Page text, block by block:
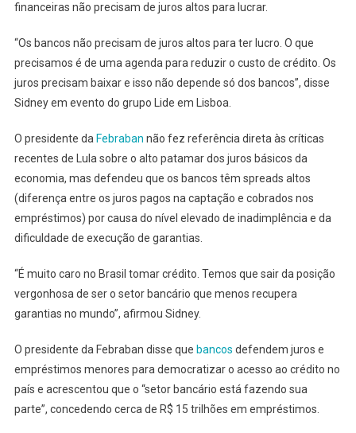
financeiras não precisam de juros altos para lucrar.
“Os bancos não precisam de juros altos para ter lucro. O que
precisamos é de uma agenda para reduzir o custo de crédito. Os
juros precisam baixar e isso não depende só dos bancos”, disse
Sidney em evento do grupo Lide em Lisboa.
O presidente da Febraban não fez referência direta às críticas
recentes de Lula sobre o alto patamar dos juros básicos da
economia, mas defendeu que os bancos têm spreads altos
(diferença entre os juros pagos na captação e cobrados nos
empréstimos) por causa do nível elevado de inadimplência e da
dificuldade de execução de garantias.
“É muito caro no Brasil tomar crédito. Temos que sair da posição
vergonhosa de ser o setor bancário que menos recupera
garantias no mundo”, afirmou Sidney.
O presidente da Febraban disse que bancos defendem juros e
empréstimos menores para democratizar o acesso ao crédito no
país e acrescentou que o “setor bancário está fazendo sua
parte”, concedendo cerca de R$ 15 trilhões em empréstimos.